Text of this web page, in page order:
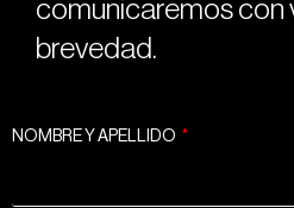
comunicaremos con
brevedad.
NOMBRE Y APELLIDO